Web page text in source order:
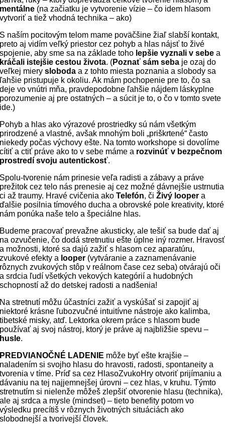
mentálne (na začiatku je vytvorenie vízie – čo idem hlasom
vytvoriť a tiež vhodná technika – ako)
S naším pocitovým telom mame poväčšine žiaľ slabší kontakt,
preto aj vidím veľký priestor cez pohyb a hlas nájsť to živé
spojenie, aby sme sa na základe toho lepšie vyznali v sebe a
kráčali istejšie cestou života. (Poznať sám seba je ozaj do
veľkej mierysloboda a z tohto miesta poznania a slobody sa
ľahšie pristupuje k okoliu. Ak mám pochopenie pre to, čo sa
deje vo vnútri mňa, pravdepodobne ľahšie nájdem láskyplne
porozumenie aj pre ostatných – a súcit je to, o čo v tomto svete
ide.)
Pohyb a hlas ako výrazové prostriedky sú nám všetkým
prirodzené a vlastné, avšak mnohým boli „priškrtené“ často
niekedy počas výchovy ešte. Na tomto workshope si dovolíme
cítiť a ctiť práve ako to v sebe máme a rozvinúť v bezpečnom
prostredí svoju autentickosť.
Spolu-tvorenie nám prinesie veľa radisti a zábavy a práve
prežitok cez telo nás prenesie aj cez možné dávnejšie ustrnutia
ci až traumy. Hravé cvičenia akoTelefón, čiŽivý looper a
ďalšie posilnia tímového ducha a obrovské pole kreativity, ktoré
nám ponúka naše telo a špeciálne hlas.
Budeme pracovať prevažne akusticky, ale tešiť sa bude dať aj
na ozvučenie, čo dodá stretnutiu ešte úplne iný rozmer. Hravosť
a možnosti, ktoré sa dajú zažiť s hlasom cez aparatúru,
zvukové efekty a looper (vytváranie a zaznamenávanie
rôznych zvukových stôp v reálnom čase cez seba) otvárajú oči
a srdcia ľudí všetkých vekových kategórií a hudobných
schopností až do detskej radosti a nadšenia!
Na stretnutí môžu účastníci zažiť a vyskúšať si zapojiť aj
niektoré krásne ľubozvučné intuitívne nástroje ako kalimba,
tibetské misky, atď. Lektorka okrem práce s hlasom bude
používať aj svoj nástroj, ktorý je práve aj najbližšie spevu –
husle.
PREDVIANOČNÉ LADENIE môže byť ešte krajšie –
naladením si svojho hlasu do hravosti, radosti, spontaneity a
tvorenia v tíme. Príď sa cez HlasoZvukoHry otvoriť prijímaniu a
dávaniu na tej najjemnejšej úrovni – cez hlas, v kruhu. Týmto
stretnutím si nielenže môžeš zlepšiť otvorenie hlasu (technika),
ale aj srdca a mysle (mindset) – tieto benefity potom vo
výsledku precítiš v rôznych životných situáciách ako
slobodnejší a tvorivejší človek.